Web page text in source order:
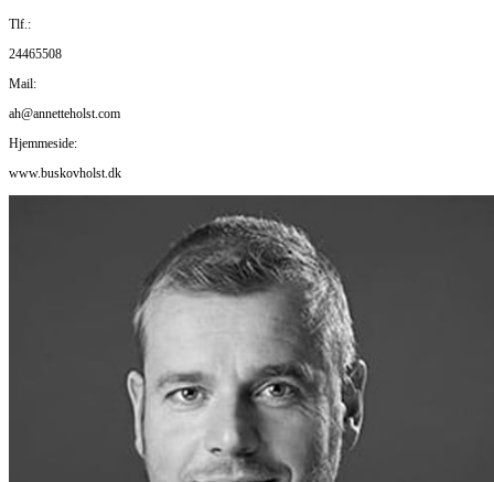
Tlf.:
24465508
Mail:
ah@annetteholst.com
Hjemmeside:
www.buskovholst.dk